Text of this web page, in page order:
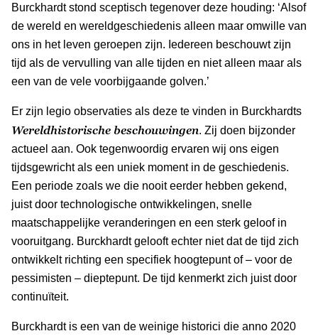
Burckhardt stond sceptisch tegenover deze houding: ‘Alsof
de wereld en wereldgeschiedenis alleen maar omwille van
ons in het leven geroepen zijn. Iedereen beschouwt zijn
tijd als de vervulling van alle tijden en niet alleen maar als
een van de vele voorbijgaande golven.’
Er zijn legio observaties als deze te vinden in Burckhardts
Wereldhistorische beschouwingen. Zij doen bijzonder
actueel aan. Ook tegenwoordig ervaren wij ons eigen
tijdsgewricht als een uniek moment in de geschiedenis.
Een periode zoals we die nooit eerder hebben gekend,
juist door technologische ontwikkelingen, snelle
maatschappelijke veranderingen en een sterk geloof in
vooruitgang. Burckhardt gelooft echter niet dat de tijd zich
ontwikkelt richting een specifiek hoogtepunt of – voor de
pessimisten – dieptepunt. De tijd kenmerkt zich juist door
continuïteit.
Burckhardt is een van de weinige historici die anno 2020